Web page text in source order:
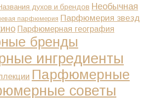
духов и брендов Необычная
парфюмерия Парфюмерия звезд
Парфюмерная география
бренды
ингредиенты
Парфюмерные
советы